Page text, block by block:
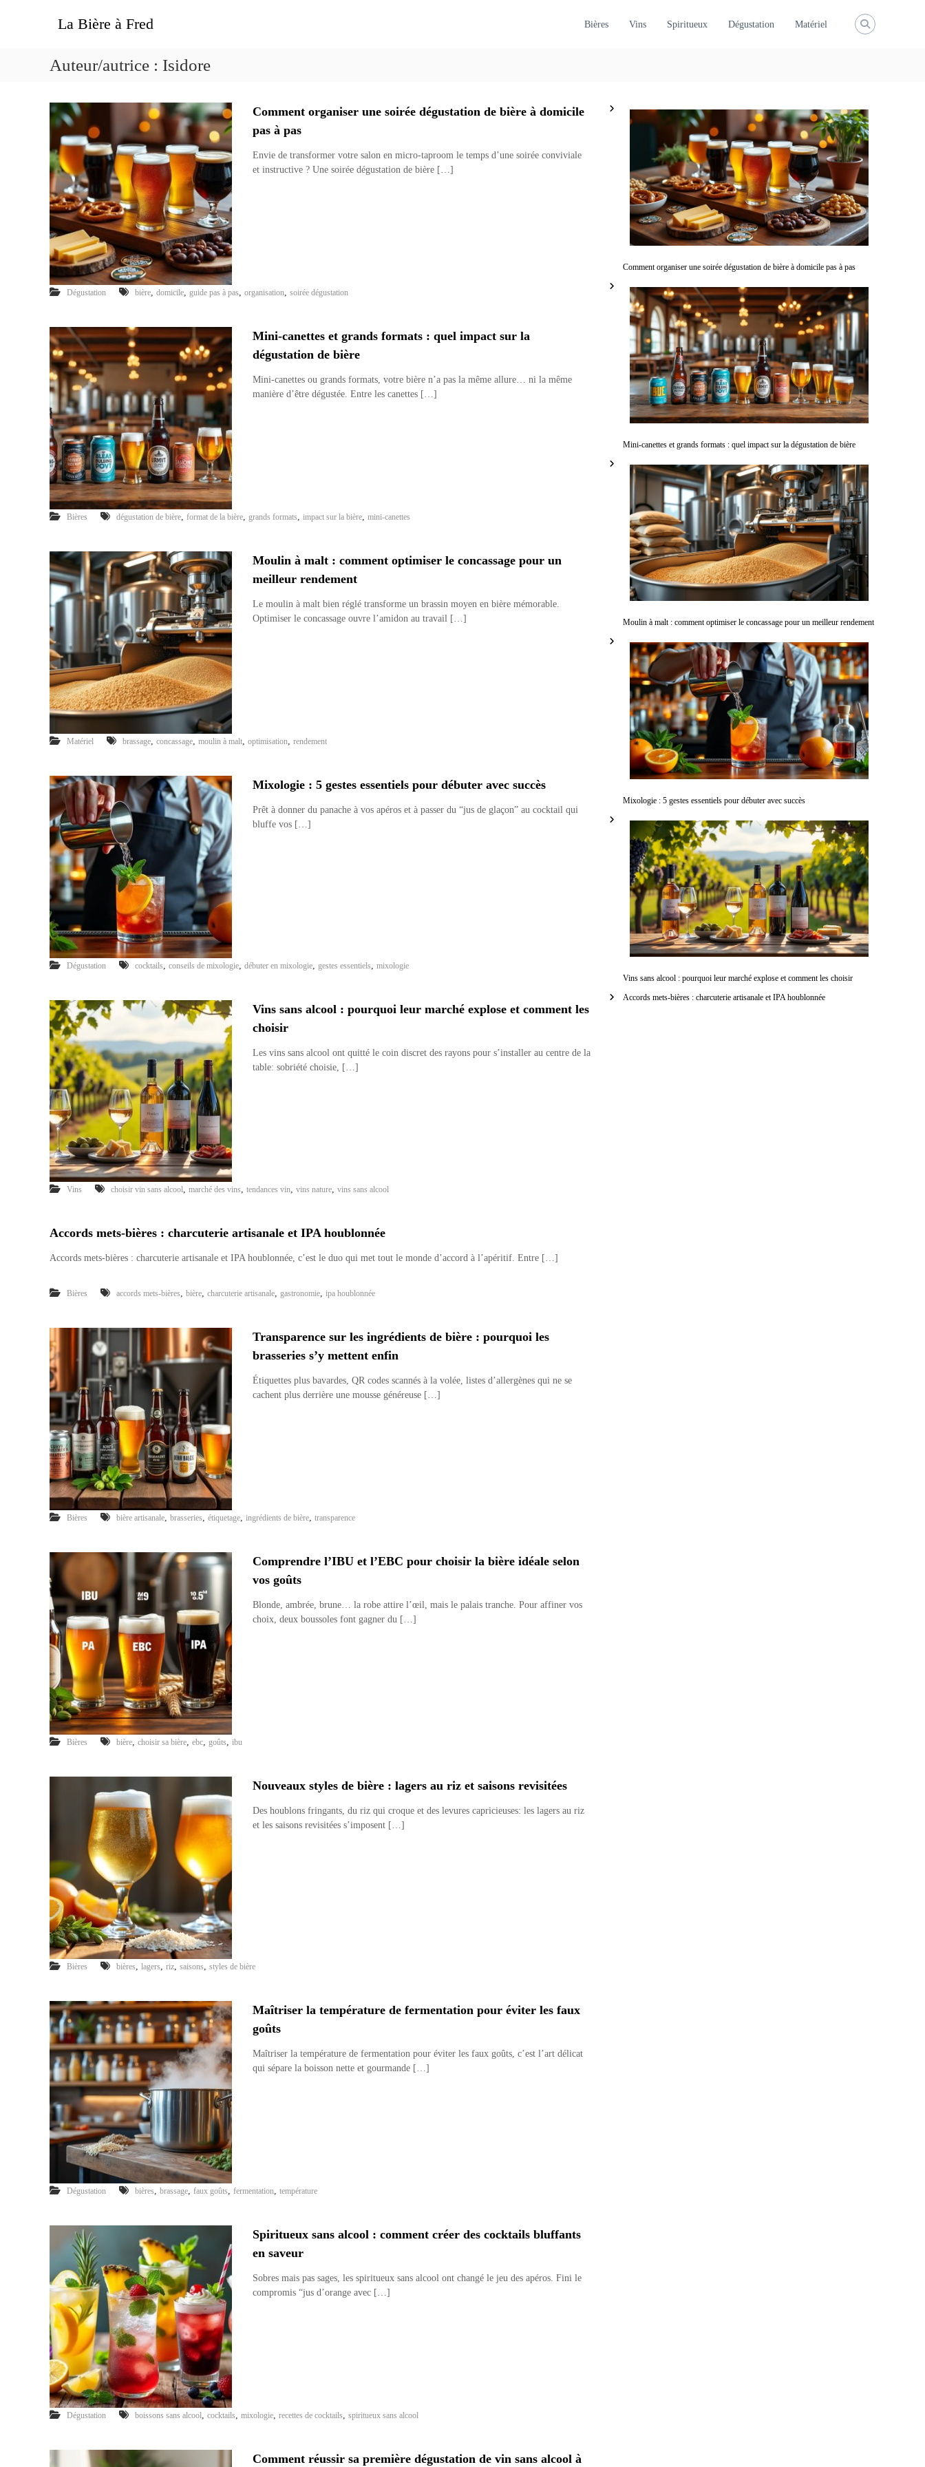
La Bière à Fred Bières Vins Spiritueux Dégustation Matériel
Auteur/autrice : Isidore
Comment organiser une soirée dégustation de bière à domicile
pas à pas
Envie de transformer votre salon en micro-taproom le temps d’une soirée conviviale
et instructive ? Une soirée dégustation de bière […]
Dégustation bière domicile guide pas à pas organisation soirée dégustation
Mini-canettes et grands formats : quel impact sur la
dégustation de bière
Mini-canettes ou grands formats, votre bière n’a pas la même allure… ni la même
manière d’être dégustée. Entre les canettes […]
Bières dégustation de bière format de la bière grands formats impact sur la bière mini-canettes
Moulin à malt : comment optimiser le concassage pour un
meilleur rendement
Le moulin à malt bien réglé transforme un brassin moyen en bière mémorable.
Optimiser le concassage ouvre l’amidon au travail […]
Matériel brassage concassage moulin à malt optimisation rendement
Mixologie : 5 gestes essentiels pour débuter avec succès
Prêt à donner du panache à vos apéros et à passer du “jus de glaçon” au cocktail qui
bluffe vos […]
Dégustation cocktails conseils de mixologie débuter en mixologie gestes essentiels mixologie
Vins sans alcool : pourquoi leur marché explose et comment les
choisir
Les vins sans alcool ont quitté le coin discret des rayons pour s’installer au centre de la
table: sobriété choisie, […]
Vins choisir vin sans alcool, marché des vins, tendances vin, vins nature, vins sans alcool
Accords mets-bières : charcuterie artisanale et IPA houblonnée
Accords mets-bières : charcuterie artisanale et IPA houblonnée, c’est le duo qui met tout le monde d’accord à l’apéritif. Entre […]
Bières accords mets-bières, bière, charcuterie artisanale, gastronomie, ipa houblonnée
Transparence sur les ingrédients de bière : pourquoi les
brasseries s’y mettent enfin
Étiquettes plus bavardes, QR codes scannés à la volée, listes d’allergènes qui ne se
cachent plus derrière une mousse généreuse […]
Bières bière artisanale, brasseries, étiquetage, ingrédients de bière, transparence
Comprendre l’IBU et l’EBC pour choisir la bière idéale selon
vos goûts
Blonde, ambrée, brune… la robe attire l’œil, mais le palais tranche. Pour affiner vos
choix, deux boussoles font gagner du […]
Bières bière, choisir sa bière, ebc, goûts, ibu
Nouveaux styles de bière : lagers au riz et saisons revisitées
Des houblons fringants, du riz qui croque et des levures capricieuses: les lagers au riz
et les saisons revisitées s’imposent […]
Bières bières, lagers, riz, saisons, styles de bière
Maîtriser la température de fermentation pour éviter les faux
goûts
Maîtriser la température de fermentation pour éviter les faux goûts, c’est l’art délicat
qui sépare la boisson nette et gourmande […]
Dégustation bières brassage faux goûts fermentation température
Spiritueux sans alcool : comment créer des cocktails bluffants
en saveur
Sobres mais pas sages, les spiritueux sans alcool ont changé le jeu des apéros. Fini le
compromis “jus d’orange avec […]
Dégustation boissons sans alcool cocktails mixologie recettes de cocktails spiritueux sans alcool
Comment réussir sa première dégustation de vin sans alcool à
Comment organiser une soirée dégustation de bière à domicile pas à pas
Mini-canettes et grands formats : quel impact sur la dégustation de bière
Moulin à malt : comment optimiser le concassage pour un meilleur rendement
Mixologie : 5 gestes essentiels pour débuter avec succès
Vins sans alcool : pourquoi leur marché explose et comment les choisir
Accords mets-bières : charcuterie artisanale et IPA houblonnée